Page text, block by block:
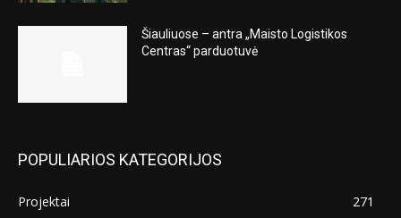
Šiauliuose – antra „Maisto Logistikos
Centras“ parduotuvė
POPULIARIOS KATEGORIJOS
Projektai
271